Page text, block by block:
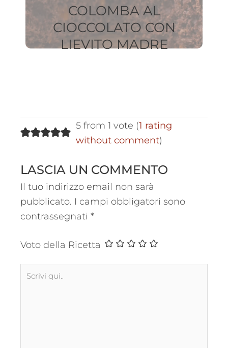
COLOMBA AL
CIOCCOLATO CON
LIEVITO MADRE
5 from 1 vote (1 rating
without comment)
LASCIA UN COMMENTO
Il tuo indirizzo email non sarà
pubblicato. I campi obbligatori sono
contrassegnati *
Voto della Ricetta
Scrivi